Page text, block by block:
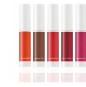
なのにピタッと密着し、
叶えるのは、微細で均一な
なくフィットするから。粉